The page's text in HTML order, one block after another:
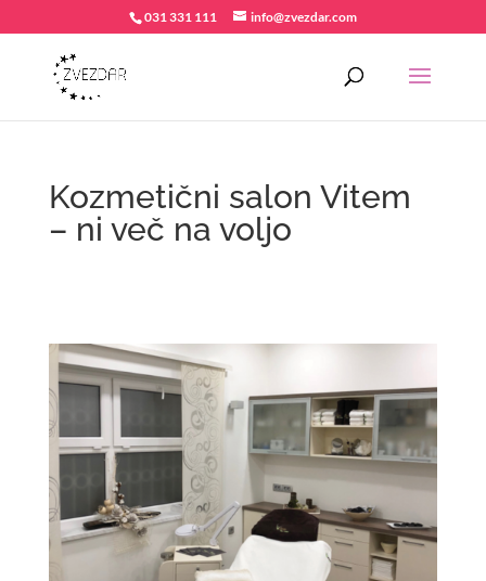
031 331 111 info@zvezdar.com
Kozmetični salon Vitem
– ni več na voljo